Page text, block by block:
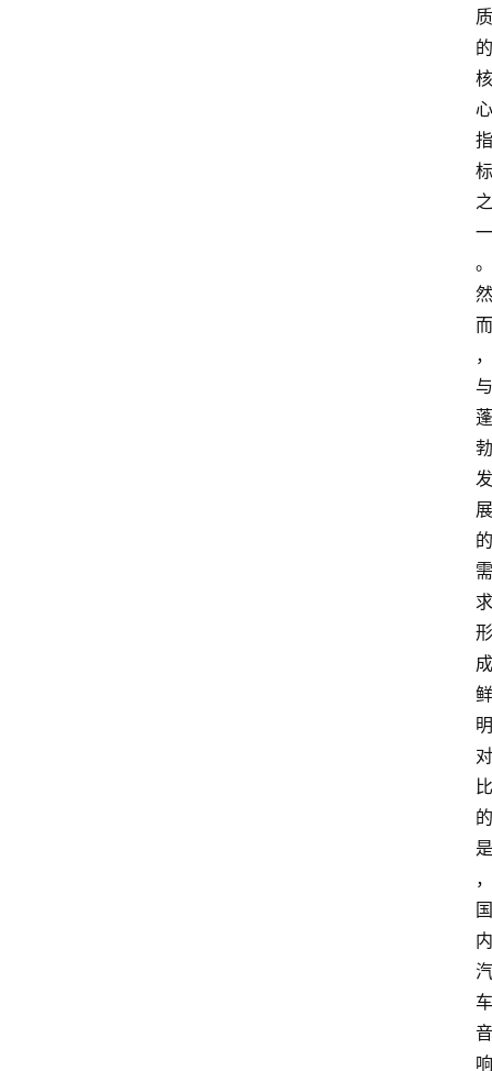
质
的
核
心
指
标
之
一
。
然
而
，
与
蓬
勃
发
展
的
需
求
形
成
鲜
明
对
比
的
是
，
国
内
汽
车
音
响